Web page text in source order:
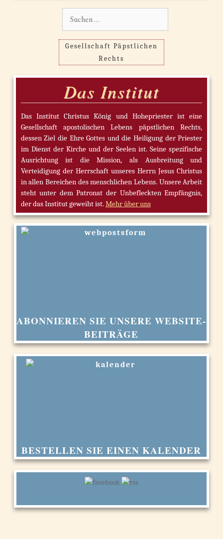
Gesellschaft Päpstlichen
Rechts
Das Institut
Das Institut Christus König und Hohepriester ist eine
Gesellschaft apostolischen Lebens päpstlichen Rechts,
dessen Ziel die Ehre Gottes und die Heiligung der Priester
im Dienst der Kirche und der Seelen ist. Seine spezifische
Ausrichtung ist die Mission, als Ausbreitung und
Verteidigung der Herrschaft unseres Herrn Jesus Christus
in allen Bereichen des menschlichen Lebens. Unsere Arbeit
steht unter dem Patronat der Unbefleckten Empfängnis,
der das Institut geweiht ist.Mehr über uns
ABONNIEREN SIE UNSERE WEBSITE-
BEITRÄGE
BESTELLEN SIE EINEN KALENDER